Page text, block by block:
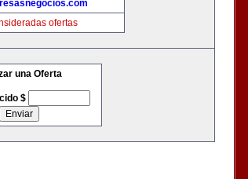
ofertas
una Oferta
$